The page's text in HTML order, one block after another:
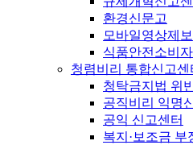
환경신문고
모바일영상제
식품안전소비
청렴비리 통합신고센
청탁금지법 위
공직비리 익명
공익 신고센터
복지·보조금 부